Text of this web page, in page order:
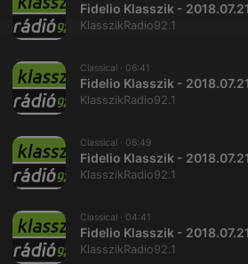
Fidelio Klasszik -
KlasszikRadio92.1
Classical · 06:41
Fidelio Klasszik -
KlasszikRadio92.1
Classical · 06:49
Fidelio Klasszik -
KlasszikRadio92.1
Classical · 04:41
Fidelio Klasszik -
KlasszikRadio92.1